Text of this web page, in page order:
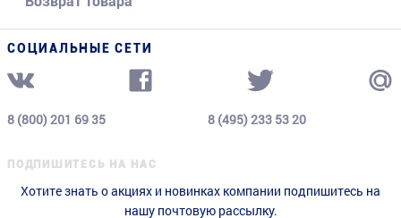
СОЦИАЛЬНЫЕ СЕТИ
8 (800) 201 69 35 8 (495) 233 53 20
ПОДПИШИТЕСЬ НА НАС
Хотите знать о акциях и новинках компании подпишитесь на
нашу почтовую рассылку.